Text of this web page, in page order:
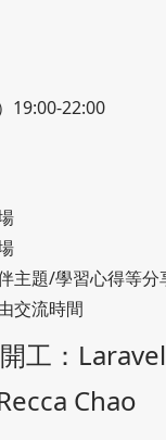
19:00-22:00
主題/學習心得等分
交流時間
工：
Chao